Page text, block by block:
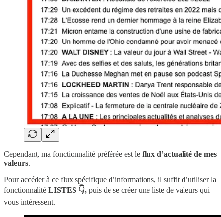
Cependant, ma fonctionnalité préférée est le flux d’actualité de mes
valeurs.
Pour accéder à ce flux spécifique d’informations, il suffit d’utiliser la
fonctionnalité LISTES 👇, puis de se créer une liste de valeurs qui
vous intéressent.